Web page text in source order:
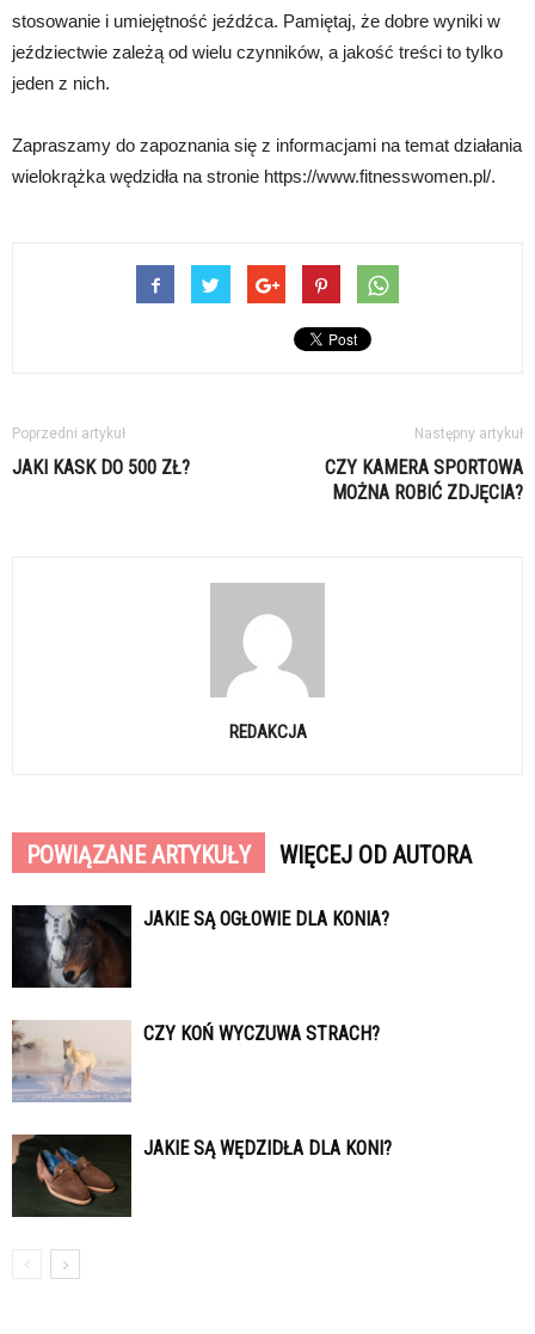
stosowanie i umiejętność jeźdźca. Pamiętaj, że dobre wyniki w
jeździectwie zależą od wielu czynników, a jakość treści to tylko
jeden z nich.
Zapraszamy do zapoznania się z informacjami na temat działania
wielokrążka wędzidła na stronie https://www.fitnesswomen.pl/.
Poprzedni artykuł
JAKI KASK DO 500 ZŁ?
Następny artykuł
CZY KAMERA SPORTOWA
MOŻNA ROBIĆ ZDJĘCIA?
REDAKCJA
POWIĄZANE ARTYKUŁY WIĘCEJ OD AUTORA
JAKIE SĄ OGŁOWIE DLA KONIA?
CZY KOŃ WYCZUWA STRACH?
JAKIE SĄ WĘDZIDŁA DLA KONI?